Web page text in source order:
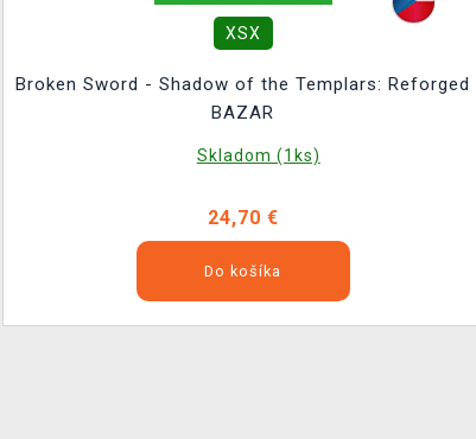
XSX
Broken Sword - Shadow of the Templars: Reforged
BAZAR
Skladom (1ks)
24,70 €
Do košíka